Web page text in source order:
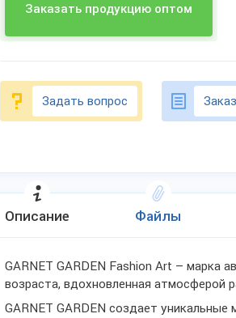
Заказать продукцию оптом
Задать вопрос
Описание Файлы
GARNET GARDEN Fashion Art – марка
возраста, вдохновленная атмосферой
GARNET GARDEN создает